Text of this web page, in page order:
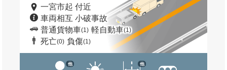
一宮市起 付近
車両相互 小破事故
普通貨物車(1) 軽自動車(1)
死亡(0) 負傷(1)
他 他